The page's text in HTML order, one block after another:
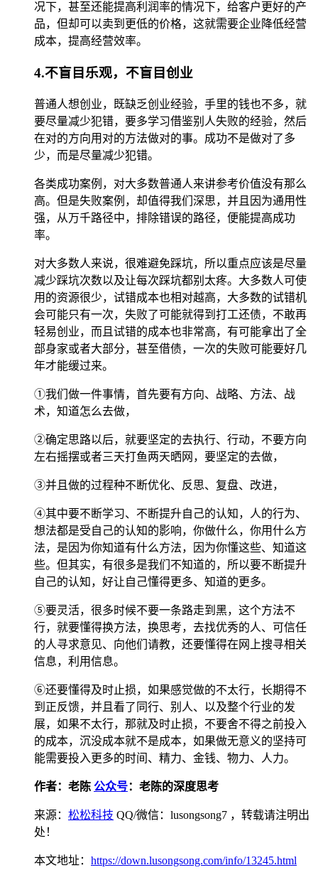
况下，甚至还能提高利润率的情况下，给客户更好的产
品，但却可以卖到更低的价格，这就需要企业降低经营
成本，提高经营效率。
4.不盲目乐观，不盲目创业
普通人想创业，既缺乏创业经验，手里的钱也不多，就
要尽量减少犯错，要多学习借鉴别人失败的经验，然后
在对的方向用对的方法做对的事。成功不是做对了多
少，而是尽量减少犯错。
各类成功案例，对大多数普通人来讲参考价值没有那么
高。但是失败案例，却值得我们深思，并且因为通用性
强，从万千路径中，排除错误的路径，便能提高成功
率。
对大多数人来说，很难避免踩坑，所以重点应该是尽量
减少踩坑次数以及让每次踩坑都别太疼。大多数人可使
用的资源很少，试错成本也相对越高，大多数的试错机
会可能只有一次，失败了可能就得到打工还债，不敢再
轻易创业，而且试错的成本也非常高，有可能拿出了全
部身家或者大部分，甚至借债，一次的失败可能要好几
年才能缓过来。
①我们做一件事情，首先要有方向、战略、方法、战
术，知道怎么去做，
②确定思路以后，就要坚定的去执行、行动，不要方向
左右摇摆或者三天打鱼两天晒网，要坚定的去做，
③并且做的过程种不断优化、反思、复盘、改进，
④其中要不断学习、不断提升自己的认知，人的行为、
想法都是受自己的认知的影响，你做什么，你用什么方
法，是因为你知道有什么方法，因为你懂这些、知道这
些。但其实，有很多是我们不知道的，所以要不断提升
自己的认知，好让自己懂得更多、知道的更多。
⑤要灵活，很多时候不要一条路走到黑，这个方法不
行，就要懂得换方法，换思考，去找优秀的人、可信任
的人寻求意见、向他们请教，还要懂得在网上搜寻相关
信息，利用信息。
⑥还要懂得及时止损，如果感觉做的不太行，长期得不
到正反馈，并且看了同行、别人、以及整个行业的发
展，如果不太行，那就及时止损，不要舍不得之前投入
的成本，沉没成本就不是成本，如果做无意义的坚持可
能需要投入更多的时间、精力、金钱、物力、人力。
作者：老陈 公众号：老陈的深度思考
来源： 松松科技 QQ/微信：lusongsong7 ，转载请注明出
处！
本文地址： https://down.lusongsong.com/info/13245.html